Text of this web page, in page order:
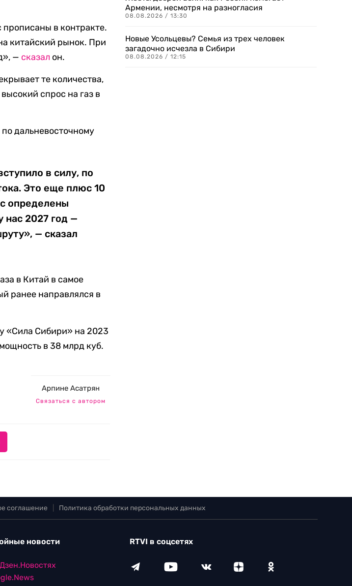
в контракте.
китайский рынок. При
— сказал он.
те количества,
спрос на газ в
дальневосточному
в силу, по
Это еще плюс 10
определены
нас 2027 год —
— сказал
в Китай в самое
ранее направлялся в
«Сила Сибири» на 2023
в 38 млрд куб.
Арпине Асатрян
Связаться с автором
Армении, несмотря на разногласия
08.08.2026 / 13:30
Новые Усольцевы? Семья из трех человек
загадочно исчезла в Сибири
08.08.2026 / 12:15
соглашение Политика обработки персональных данных
новости
Дзен.Новостях
RTVI в соцсетях